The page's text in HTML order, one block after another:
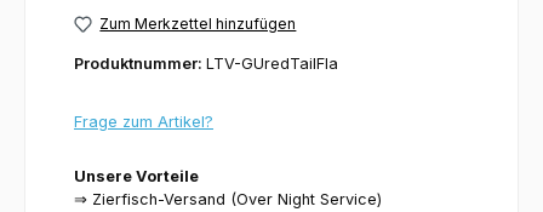
Zum Merkzettel hinzufügen
Produktnummer: LTV-GUredTailFla
Frage zum Artikel?
Unsere Vorteile
⇒ Zierfisch-Versand (Over Night Service)